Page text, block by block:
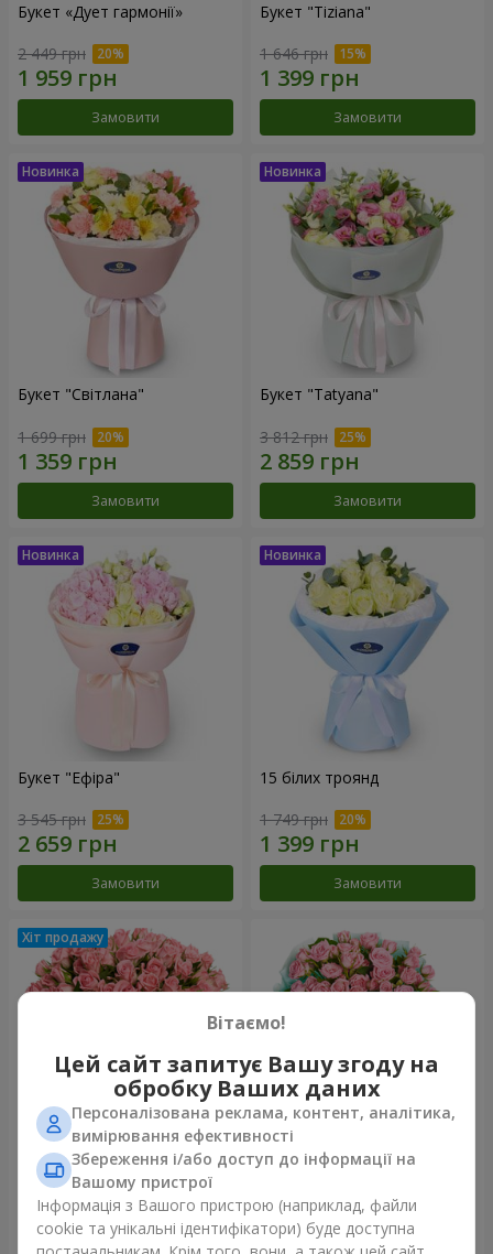
Букет «Дует гармонії»
2 449 грн
Замовити
Букет "Tiziana"
1 646 грн
Замовити
Букет "Світлана"
1 699 грн
Замовити
Букет "Tatyana"
3 812 грн
Замовити
Букет "Ефіра"
3 545 грн
Замовити
15 білих троянд
1 749 грн
Замовити
Квіти в коробці "Рожевий
оазис"
2 749 грн
Композиція "Балада про
маму"
2 124 грн
Вітаємо!
Цей сайт запитує Вашу згоду на
обробку Ваших даних
Персоналізована реклама, контент, аналітика,
вимірювання ефективності
Збереження і/або доступ до інформації на
Вашому пристрої
Інформація з Вашого пристрою (наприклад, файли
cookie та унікальні ідентифікатори) буде доступна